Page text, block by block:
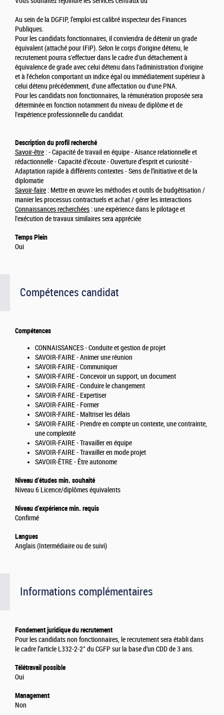
Au sein de la DGFIP, l’emploi est calibré inspecteur des Finances
Publiques.
Pour les candidats fonctionnaires, il conviendra de détenir un grade
équivalent (attaché pour IFiP). Selon le corps d'origine détenu, le
recrutement pourra s'effectuer dans le cadre d'un détachement à
équivalence de grade avec celui détenu dans l'administration d'origine
et à l'échelon comportant un indice égal ou immédiatement supérieur à
celui détenu précédemment, d'une affectation ou d'une PNA.
Pour les candidats non fonctionnaires, la rémunération proposée sera
déterminée en fonction notamment du niveau de diplôme et de
l'expérience professionnelle du candidat.
Description du profil recherché
Savoir-être : - Capacité de travail en équipe - Aisance relationnelle et
rédactionnelle - Capacité d’écoute - Ouverture d’esprit et curiosité -
Adaptation rapide à différents contextes - Sens de l’initiative et de la
diplomatie
Savoir-faire : Mettre en œuvre les méthodes et outils de budgétisation /
manier les processus contractuels et achat / gérer les interactions
Connaissances recherchées : une expérience dans le pilotage et
l'exécution de travaux similaires sera appréciée
Temps Plein
Oui
Compétences candidat
Compétences
CONNAISSANCES - Conduite et gestion de projet
SAVOIR-FAIRE - Animer une réunion
SAVOIR-FAIRE - Communiquer
SAVOIR-FAIRE - Concevoir un support, un document
SAVOIR-FAIRE - Conduire le changement
SAVOIR-FAIRE - Expertiser
SAVOIR-FAIRE - Former
SAVOIR-FAIRE - Maîtriser les délais
SAVOIR-FAIRE - Prendre en compte un contexte, une contrainte,
une complexité
SAVOIR-FAIRE - Travailler en équipe
SAVOIR-FAIRE - Travailler en mode projet
SAVOIR-ÊTRE - Être autonome
Niveau d'études min. souhaité
Niveau 6 Licence/diplômes équivalents
Niveau d'expérience min. requis
Confirmé
Langues
Anglais (Intermédiaire ou de suivi)
Informations complémentaires
Fondement juridique du recrutement
Pour les candidats non fonctionnaires, le recrutement sera établi dans
le cadre l’article L332-2-2° du CGFP sur la base d’un CDD de 3 ans.
Télétravail possible
Oui
Management
Non